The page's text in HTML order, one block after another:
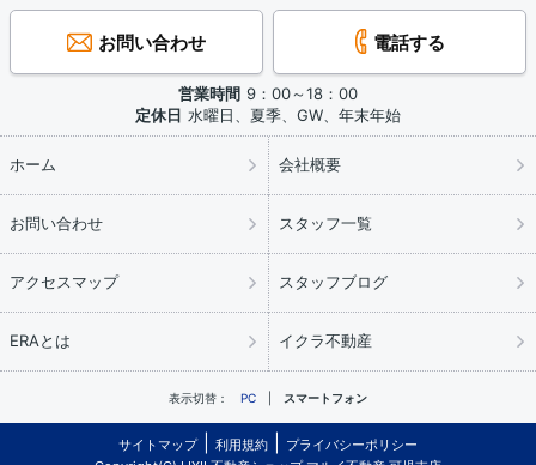
お問い合わせ 電話する
営業時間 9：00～18：00
定休日 水曜日、夏季、GW、年末年始
ホーム 会社概要
お問い合わせ スタッフ一覧
アクセスマップ スタッフブログ
ERAとは イクラ不動産
表示切替： PC スマートフォン
サイトマップ 利用規約
プライバシーポリシー